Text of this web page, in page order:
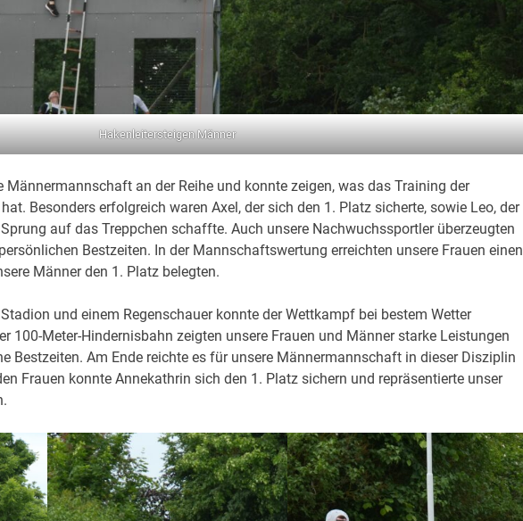
Hakenleitersteigen Männer
Männermannschaft an der Reihe und konnte zeigen, was das Training der
Besonders erfolgreich waren Axel, der sich den 1. Platz sicherte, sowie Leo, der
auf das Treppchen schaffte. Auch unsere Nachwuchssportler überzeugten
Bestzeiten. In der Mannschaftswertung erreichten unsere Frauen einen
Männer den 1. Platz belegten.
und einem Regenschauer konnte der Wettkampf bei bestem Wetter
100-Meter-Hindernisbahn zeigten unsere Frauen und Männer starke Leistungen
Bestzeiten. Am Ende reichte es für unsere Männermannschaft in dieser Disziplin
Frauen konnte Annekathrin sich den 1. Platz sichern und repräsentierte unser